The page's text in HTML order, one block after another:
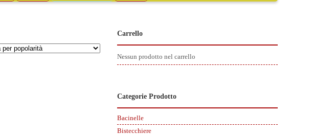
Carrello
Nessun prodotto nel carrello
Categorie Prodotto
Bacinelle
Bistecchiere